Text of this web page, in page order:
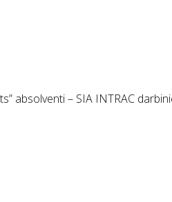
absolventi – SIA INTRAC